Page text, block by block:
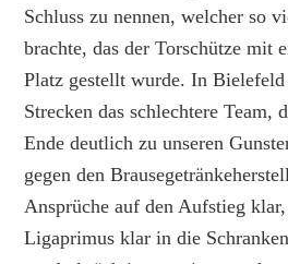
Schluss zu nennen, welcher so
brachte, das der Torschütze mit
Platz gestellt wurde. In
Strecken das schlechtere Team,
Ende deutlich zu unseren
gegen den
Ansprüche auf den Aufstieg
Ligaprimus klar in die